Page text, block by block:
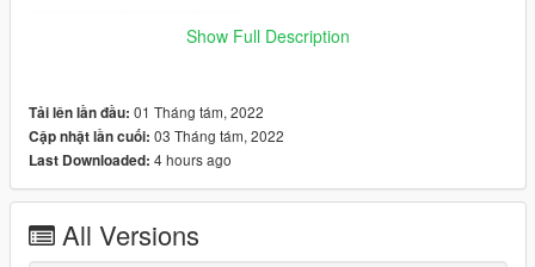
Show Full Description
Tải lên lần đầu: 01 Tháng tám, 2022
Cập nhật lần cuối: 03 Tháng tám, 2022
Last Downloaded: 4 hours ago
All Versions